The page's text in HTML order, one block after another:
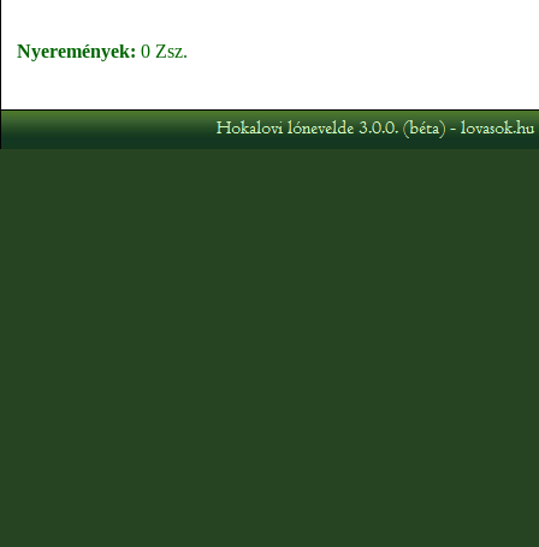
Nyeremények: 0 Zsz.